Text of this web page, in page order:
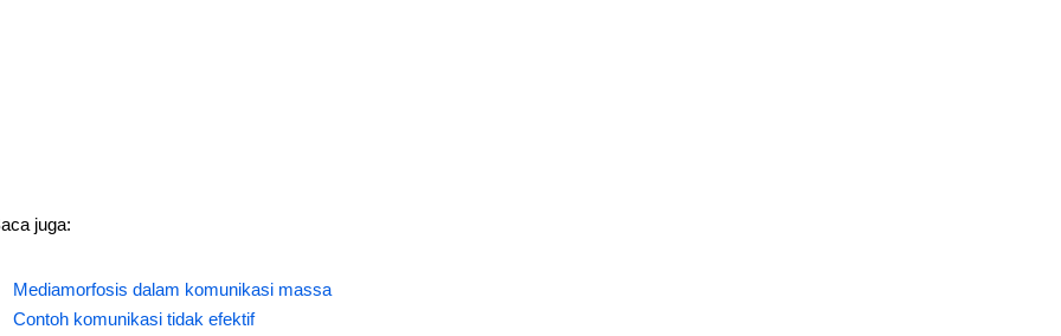
juga:
Mediamorfosis dalam komunikasi massa
Contoh komunikasi tidak efektif